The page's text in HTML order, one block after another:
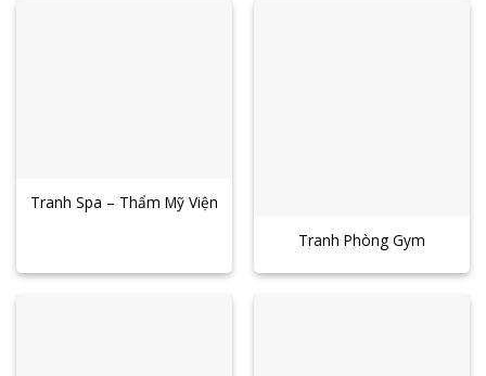
Tranh Spa – Thẩm Mỹ Viện
Tranh Phòng Gym